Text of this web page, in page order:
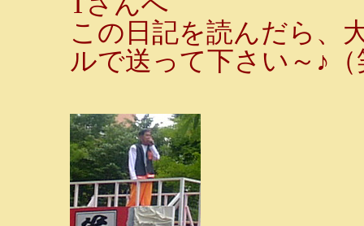
この日記を読んだら、
ルで送って下さい～♪（